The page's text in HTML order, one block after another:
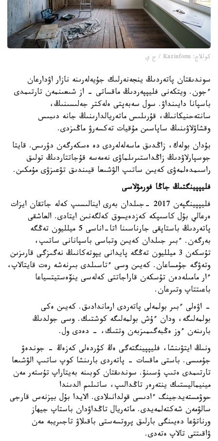
كوللاج: Kazinform / ج ي
سوندىقتان پاتەردىڭ ينجەنەرلىك جۇيەلەرىنە نازار اۋدارعان
ءجون. ويتكەنى فليپپەردىڭ ماقساتى - از شىعىنمەن تارتىمدى
باسپانا دايىنداۋ. سول سەبەپتى ەلەكتر جەلىسىنىڭ،
سانتەحنيكانىڭ، قۇرىلىس ماتەريالدارىنىڭ جانە دىبىس
وقشاۋلاۋىنىڭ ساپاسىن مۇقيات تەكسەرۋ ماڭىزدى.
بۇدان بولەك، زاڭدىق ماسەلەلەردى دە ەسكەرگەن دۇرىس. قايتا
جوسپارلاۋدىڭ زاڭداستىرىلماۋى نەمەسە قۇجاتتاردىڭ تولىق
راسىمدەلمەۋى كەيىن ساتىپ الۋشىعا قيىندىق تۋعىزۋى مۇمكىن.
فليپپينگتىڭ جاڭا فورمۋلاسى
فليپپينگپەن 2017 -جىلدان بەرى اينالىسىپ كەلە جاتقان ايزات
ەرعالي بۇل كاسىپكە كەزدەيسوق كەلگەنىن ايتادى. العاشقى
پاتەردىڭ باستاپقى جارناسىنا اتا-اناسى 5 ميلليون تەڭگە
بەرگەن. ءبىر جىلدان كەيىن وتباسى باسپانانى ساتىپ،
تۇسكەن 3 ميلليون تەڭگە پايدانى يپوتەكانىڭ نەگىزگى قارىزىن
وتەۋگە جۇمساعان. كەيىن وسى ءتاسىلدى بىرنەشە رەت قايتالاپ،
ءار مامىلەدەن تۇسكەن قاراجاتتى كەلەسى ينۆەستيتسياعا
باعىتتاپ وتىرعان.
- اۋەلى ءبىر بولمەلى پاتەردى ارماندادىق. كەيىن ەكى
بولمەلىگە، ودان ءۇش بولمەلىگە كوشتىك. وسى جولدىڭ
بارىنەن ءوز ەڭبەگىمىزبەن وتتىك، - دەدى ول.
ونىڭ ايتۋىنشا، فليپپينگتەگى ەڭ كۇردەلى كەزەڭ - جوندەۋ
جۇمىسى. باستى ماقسات - پاتەردى بارىنشا كوپ ساتىپ الۋشىعا
تارتىمدى ەتىپ ۇسىنۋ. سوندىقتان كوبىنە بەيتاراپ تۇستەر مەن
مينيماليستىك ينتەرەر تاڭدالىپ، ساتىلىم الدىندا
حوۋمستەيدجينگ ءادىسى قولدانىلادى. الايدا بۇل بيزنەس قارجى
سالۋمەن شەكتەلمەيدى. ماتەريال تاڭداۋدان باستاپ جيھاز
ورناتۋعا دەيىنگى بارلىق پروتسەستى باقىلاۋ تاجىريبە مەن
ۋاقىتتى تالاپ ەتەدى.